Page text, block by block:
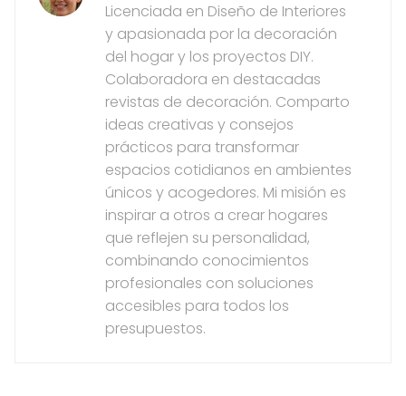
Licenciada en Diseño de Interiores
y apasionada por la decoración
del hogar y los proyectos DIY.
Colaboradora en destacadas
revistas de decoración. Comparto
ideas creativas y consejos
prácticos para transformar
espacios cotidianos en ambientes
únicos y acogedores. Mi misión es
inspirar a otros a crear hogares
que reflejen su personalidad,
combinando conocimientos
profesionales con soluciones
accesibles para todos los
presupuestos.